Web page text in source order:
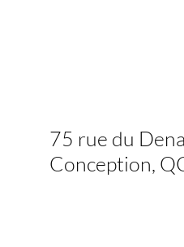
75 rue du
Conception,